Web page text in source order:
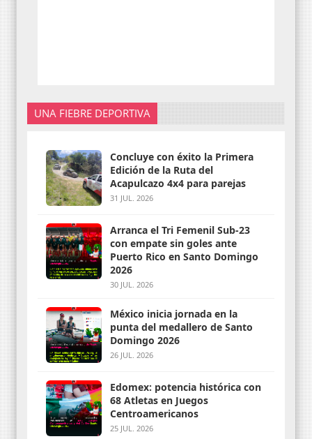
UNA FIEBRE DEPORTIVA
Concluye con éxito la Primera
Edición de la Ruta del
Acapulcazo 4x4 para parejas
31 JUL. 2026
Arranca el Tri Femenil Sub-23
con empate sin goles ante
Puerto Rico en Santo Domingo
2026
30 JUL. 2026
México inicia jornada en la
punta del medallero de Santo
Domingo 2026
26 JUL. 2026
Edomex: potencia histórica con
68 Atletas en Juegos
Centroamericanos
25 JUL. 2026